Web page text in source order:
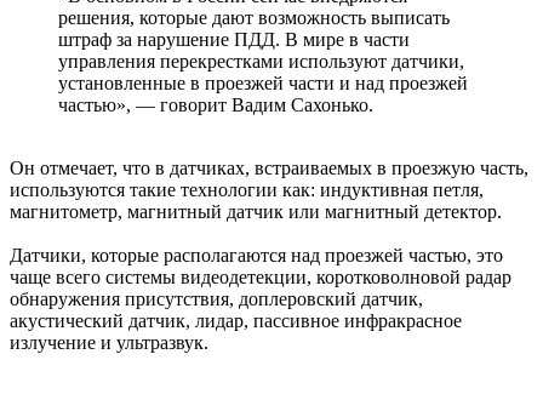
решения, которые дают возможность выписать
штраф за нарушение ПДД. В мире в части
управления перекрестками используют датчики,
установленные в проезжей части и над проезжей
частью», — говорит Вадим Сахонько.
Он отмечает, что в датчиках, встраиваемых в проезжую часть,
используются такие технологии как: индуктивная петля,
магнитометр, магнитный датчик или магнитный детектор.
Датчики, которые располагаются над проезжей частью, это
чаще всего системы видеодетекции, коротковолновой радар
обнаружения присутствия, доплеровский датчик,
акустический датчик, лидар, пассивное инфракрасное
излучение и ультразвук.